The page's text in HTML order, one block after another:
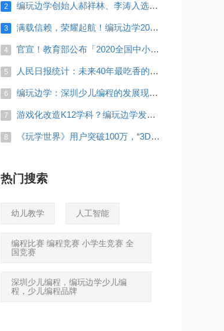
2 编玩边学创始人郝祥林、李涛入选《2018胡润30×30创业领袖》榜单！
3 满载信赖，荣耀起航！编玩边学2019战略发布会圆满举办，全程高能回顾！
4 官宣！教育部公布「2020全国中小学生白名单赛事」，编程占一半！
5 人民日报统计：未来40年最吃香的3个专业，家有考生的快看看！
6 编玩边学：深圳少儿编程的发展现状怎么样？
7 游戏化改造K12学科？编玩边学发布新品《玩学世界》
8 《玩学世界》用户突破100万，“3D+游戏”发力教育生态效果惊人
热门搜索
幼儿教学 人工智能
编程比赛 编程竞赛 小学生竞赛 全
国竞赛
深圳少儿编程，编玩边学少儿编
程，少儿编程品牌